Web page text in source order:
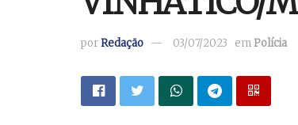
porRedação 03/07/2023 emPolícia